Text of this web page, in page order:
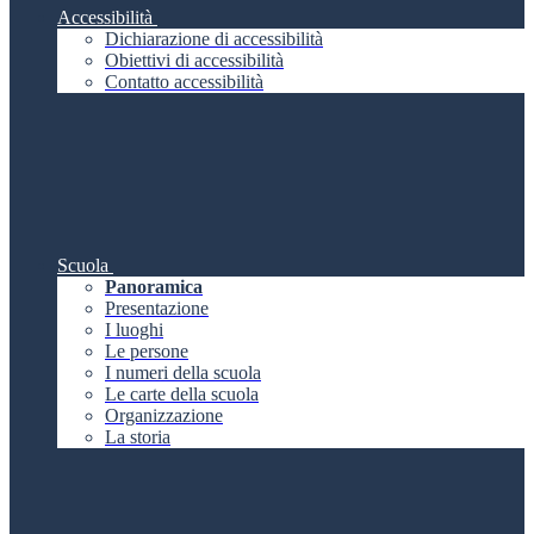
Accessibilità
Dichiarazione di accessibilità
Obiettivi di accessibilità
Contatto accessibilità
Scuola
Panoramica
Presentazione
I luoghi
Le persone
I numeri della scuola
Le carte della scuola
Organizzazione
La storia